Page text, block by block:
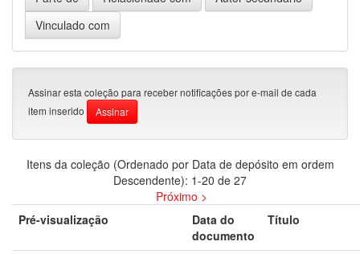
Assinar esta coleção para receber notificações por e-mail de cada
item inserido
Itens da coleção (Ordenado por Data de depósito em ordem
Descendente): 1-20 de 27
Próximo >
Pré-visualização
Data do
documento
Título